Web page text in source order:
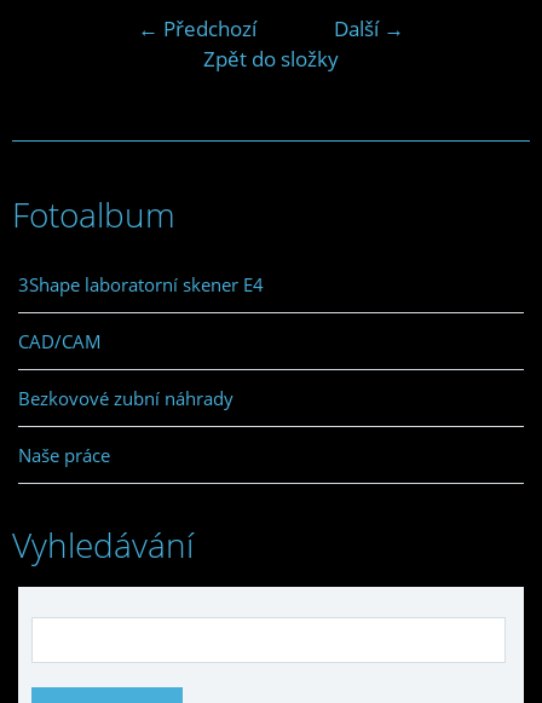
← Předchozí
Další →
Zpět do složky
Fotoalbum
3Shape laboratorní skener E4
CAD/CAM
Bezkovové zubní náhrady
Naše práce
Vyhledávání